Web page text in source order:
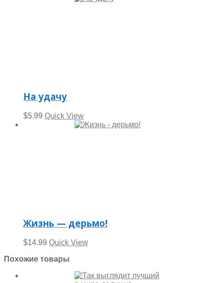
На удачу
$5.99 Quick View
Жизнь — дерьмо!
$14.99 Quick View
Похожие товары